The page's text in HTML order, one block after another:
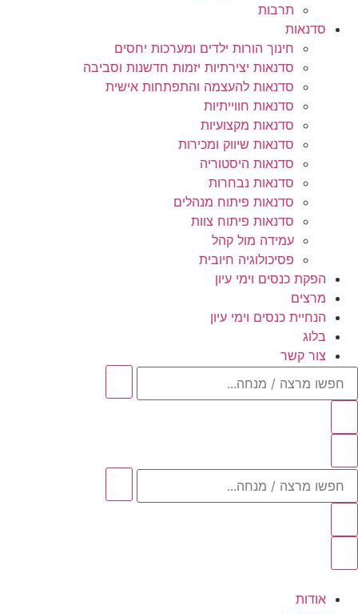
תרבות
סדנאות
חינוך הורות ילדים ומערכות יחסים
סדנאות יצירתיות יזמות חדשנות וסביבה
סדנאות להעצמה והתפתחות אישית
סדנאות חווייתיות
סדנאות מקצועיות
סדנאות שיווק ומכירות
סדנאות היסטוריה
סדנאות נבחרות
סדנאות פיתוח מנהלים
סדנאות פיתוח צוות
עמידה מול קהל
פסיכולוגיה חיובית
הפקת כנסים וימי עיון
מרצים
הנחיית כנסים וימי עיון
בלוג
צור קשר
חפשו
מרצה
/
חפשו
מרצה
/
אודות